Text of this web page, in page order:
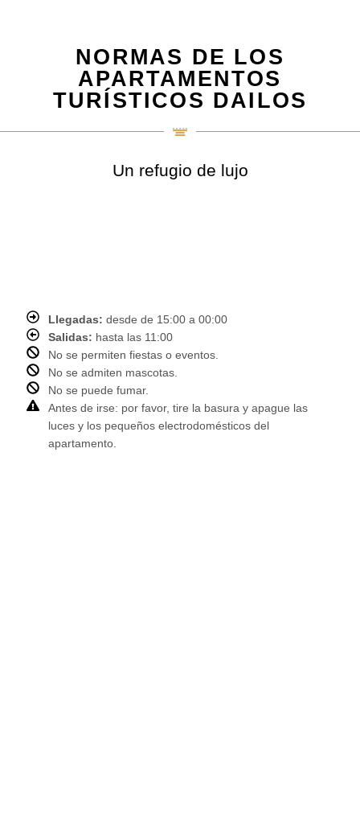
NORMAS DE LOS
APARTAMENTOS
TURÍSTICOS DAILOS
Un refugio de lujo
Llegadas: desde de 15:00 a 00:00
Salidas: hasta las 11:00
No se permiten fiestas o eventos.
No se admiten mascotas.
No se puede fumar.
Antes de irse: por favor, tire la basura y apague las
luces y los pequeños electrodomésticos del
apartamento.